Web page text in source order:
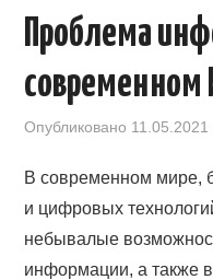
Проблема
современном
Опубликовано 11.05.2021
В современном мире,
и цифровых
небывалые
информации, а также